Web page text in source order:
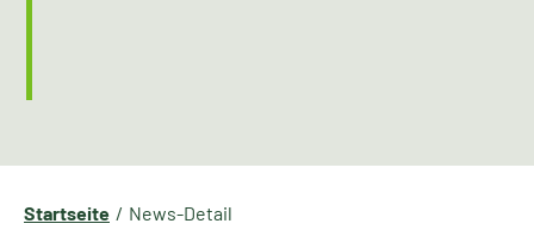
Startseite News-Detail